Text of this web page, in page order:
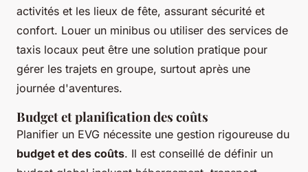
activités et les lieux de fête, assurant sécurité et
confort. Louer un minibus ou utiliser des services de
taxis locaux peut être une solution pratique pour
gérer les trajets en groupe, surtout après une
journée d'aventures.
Budget et planification des coûts
Planifier un EVG nécessite une gestion rigoureuse du
budget et des coûts. Il est conseillé de définir un